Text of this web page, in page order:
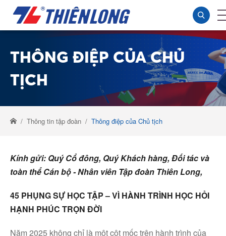
THÔNG ĐIỆP CỦA CHỦ
TỊCH
Thông tin tập đoàn Thông điệp của Chủ tịch
Kính gửi: Quý Cổ đông, Quý Khách hàng, Đối tác và
toàn thể Cán bộ - Nhân viên Tập đoàn Thiên Long,
45 PHỤNG SỰ HỌC TẬP – VÌ HÀNH TRÌNH HỌC HỎI
HẠNH PHÚC TRỌN ĐỜI
Năm 2025 không chỉ là một cột mốc trên hành trình của